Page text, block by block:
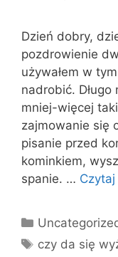
Dzień dobry,
pozdrowienie
używałem w
nadrobić. Długo
mniej-więcej
zajmowanie się
pisanie przed
kominkiem,
spanie. …
Kategorie
Tagi
czy da się